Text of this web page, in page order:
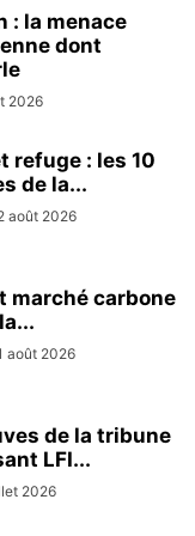
: la menace
dont
2026
refuge : les 10
de la...
août 2026
marché carbone
août 2026
de la tribune
LFI...
2026